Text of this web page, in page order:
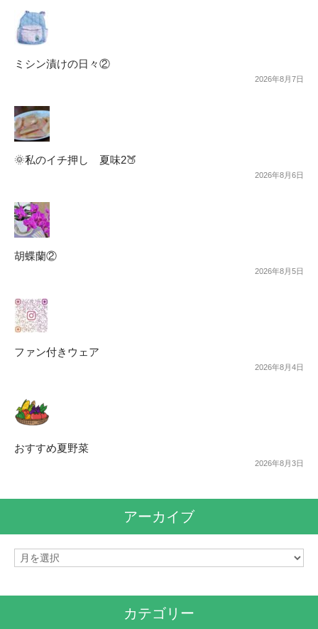
ミシン漬けの日々②
2026年8月7日
🌞私のイチ押し 夏味2🍑
2026年8月6日
胡蝶蘭②
2026年8月5日
ファン付きウェア
2026年8月4日
おすすめ夏野菜
2026年8月3日
アーカイブ
ア
カテゴリー